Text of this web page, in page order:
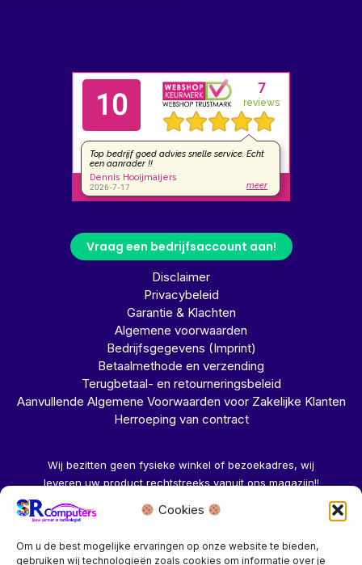
Cookies
Om u de best mogelijke ervaringen op onze website te bieden,
gebruiken wij technologieën zoals cookies om informatie over je
Vraag een bedrijfsaccount aan!
Disclaimer
Privacybeleid
Garantie & Klachten
Algemene voorwaarden
Bedrijfsgegevens (Imprint)
Betaalmethode en verzending
Terugbetaal- en retourneringsbeleid
Aanvullende Algemene Voorwaarden voor Zakelijke Klanten
Herroeping van contract
Wij bezitten geen fysieke winkel of bezoekadres, wij
leveren uw product rechtstreeks vanuit ons magazijn!!
Herroeping aanvragen →